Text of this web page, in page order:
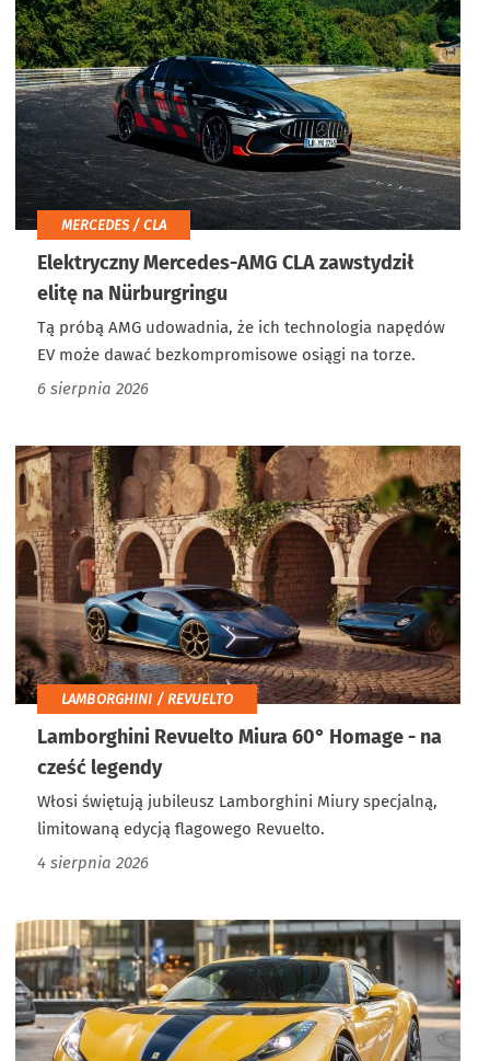
MERCEDES / CLA
Elektryczny Mercedes-AMG CLA zawstydził
elitę na Nürburgringu
Tą próbą AMG udowadnia, że ich technologia napędów
EV może dawać bezkompromisowe osiągi na torze.
6 sierpnia 2026
LAMBORGHINI / REVUELTO
Lamborghini Revuelto Miura 60° Homage - na
cześć legendy
Włosi świętują jubileusz Lamborghini Miury specjalną,
limitowaną edycją flagowego Revuelto.
4 sierpnia 2026